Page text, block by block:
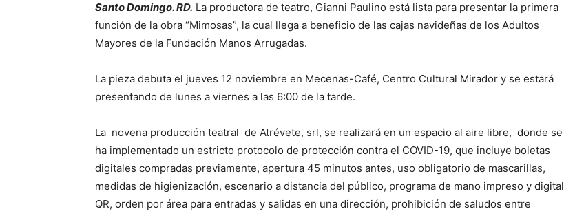
Santo Domingo. RD. La productora de teatro, Gianni Paulino está lista para presentar la primera
función de la obra “Mimosas”, la cual llega a beneficio de las cajas navideñas de los Adultos
Mayores de la Fundación Manos Arrugadas.
La pieza debuta el jueves 12 noviembre en Mecenas-Café, Centro Cultural Mirador y se estará
presentando de lunes a viernes a las 6:00 de la tarde.
La novena producción teatral de Atrévete, srl, se realizará en un espacio al aire libre, donde se
ha implementado un estricto protocolo de protección contra el COVID-19, que incluye boletas
digitales compradas previamente, apertura 45 minutos antes, uso obligatorio de mascarillas,
medidas de higienización, escenario a distancia del público, programa de mano impreso y digital
QR, orden por área para entradas y salidas en una dirección, prohibición de saludos entre